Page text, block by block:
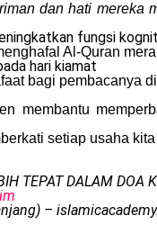
dan hati
fungsi
Al-Quran
hari kiamat
bagi pembacanya
membantu
setiap usaha
TEPAT DALAM DOA
–